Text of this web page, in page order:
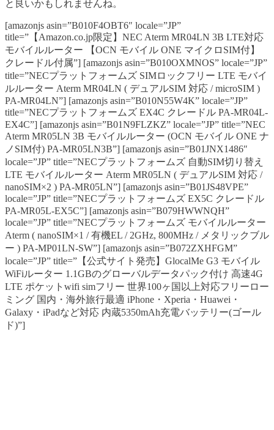
と良いかもしれませんね。
[amazonjs asin=”B010F4OBT6″ locale=”JP”
title=”【Amazon.co.jp限定】NEC Aterm MR04LN 3B LTE対応
モバイルルーター 【OCN モバイル ONE マイクロSIM付】
クレードル付属”] [amazonjs asin=”B010OXMNOS” locale=”JP”
title=”NECプラットフォームズ SIMロックフリー LTE モバイ
ルルーター Aterm MR04LN ( デュアルSIM 対応 / microSIM )
PA-MR04LN”] [amazonjs asin=”B010N55W4K” locale=”JP”
title=”NECプラットフォームズ EX4C クレードル PA-MR04L-
EX4C”] [amazonjs asin=”B01N9FLZKZ” locale=”JP” title=”NEC
Aterm MR05LN 3B モバイルルーター (OCN モバイル ONE ナ
ノSIM付) PA-MR05LN3B”] [amazonjs asin=”B01JNX1486″
locale=”JP” title=”NECプラットフォームズ 自動SIM切り替え
LTE モバイルルーター Aterm MR05LN ( デュアルSIM 対応 /
nanoSIM×2 ) PA-MR05LN”] [amazonjs asin=”B01JS48VPE”
locale=”JP” title=”NECプラットフォームズ EX5C クレードル
PA-MR05L-EX5C”] [amazonjs asin=”B079HWWNQH”
locale=”JP” title=”NECプラットフォームズ モバイルルーター
Aterm ( nanoSIM×1 / 有機EL / 2GHz, 800MHz / メタリックブル
ー ) PA-MP01LN-SW”] [amazonjs asin=”B072ZXHFGM”
locale=”JP” title=”【公式サイト発売】GlocalMe G3 モバイル
WiFiルーター 1.1GBのグローバルデータパック付け 高速4G
LTE ポケットwifi simフリー 世界100ヶ国以上対応フリーロー
ミング 国内・海外旅行最適 iPhone・Xperia・Huawei・
Galaxy・iPadなど対応 内蔵5350mAh充電バッテリー(ゴール
ド)”]